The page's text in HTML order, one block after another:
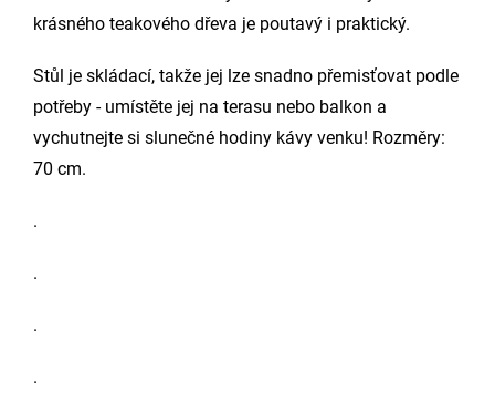
krásného teakového dřeva je poutavý i praktický.
Stůl je skládací, takže jej lze snadno přemisťovat podle
potřeby - umístěte jej na terasu nebo balkon a
vychutnejte si slunečné hodiny kávy venku! Rozměry:
70 cm.
.
.
.
.